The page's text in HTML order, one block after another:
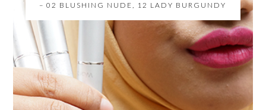
– 02 BLUSHING NUDE, 12 LADY BURGUNDY